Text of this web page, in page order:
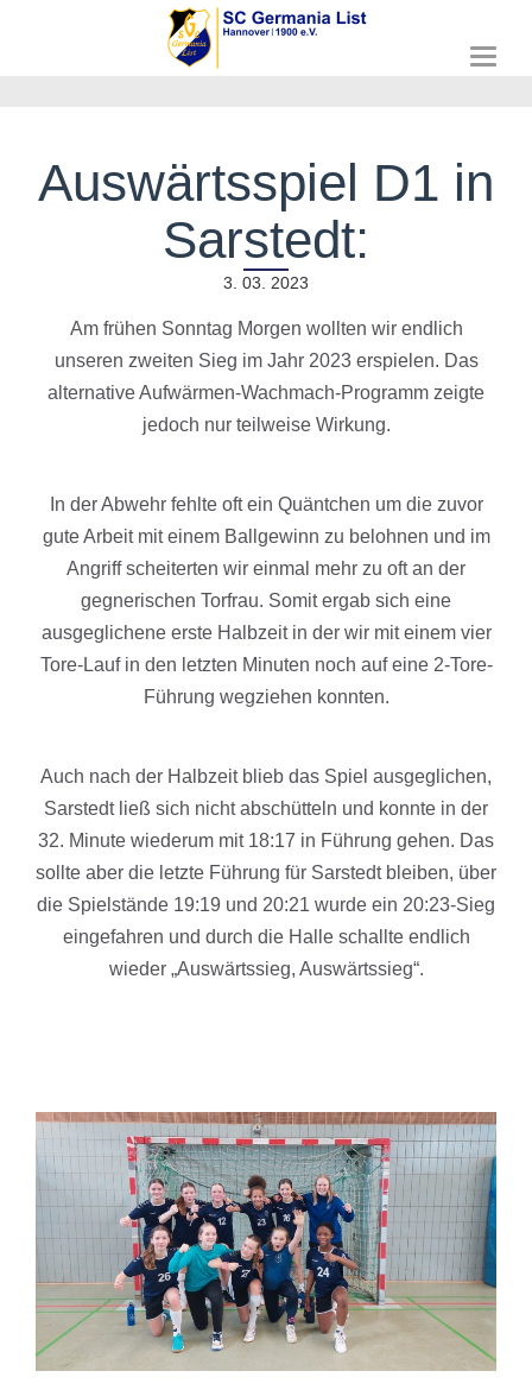
T
e
n
o
Auswärtsspiel D1 in
Sarstedt:
3. 03. 2023
Am frühen Sonntag Morgen wollten wir endlich
unseren zweiten Sieg im Jahr 2023 erspielen. Das
alternative Aufwärmen-Wachmach-Programm zeigte
jedoch nur teilweise Wirkung.
In der Abwehr fehlte oft ein Quäntchen um die zuvor
gute Arbeit mit einem Ballgewinn zu belohnen und im
Angriff scheiterten wir einmal mehr zu oft an der
gegnerischen Torfrau. Somit ergab sich eine
ausgeglichene erste Halbzeit in der wir mit einem vier
Tore-Lauf in den letzten Minuten noch auf eine 2-Tore-
Führung wegziehen konnten.
Auch nach der Halbzeit blieb das Spiel ausgeglichen,
Sarstedt ließ sich nicht abschütteln und konnte in der
32. Minute wiederum mit 18:17 in Führung gehen. Das
sollte aber die letzte Führung für Sarstedt bleiben, über
die Spielstände 19:19 und 20:21 wurde ein 20:23-Sieg
eingefahren und durch die Halle schallte endlich
wieder „Auswärtssieg, Auswärtssieg“.